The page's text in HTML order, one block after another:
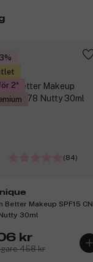
2
(84)
Better Makeup SPF15 CN
30ml
kr
458 kr